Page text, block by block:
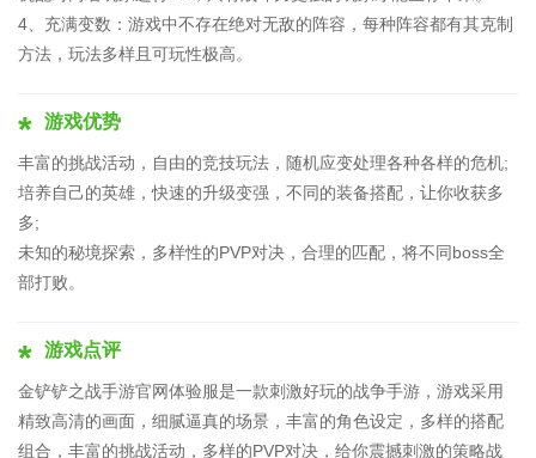
4、充满变数：游戏中不存在绝对无敌的阵容，每种阵容都有其克制
方法，玩法多样且可玩性极高。
游戏优势
丰富的挑战活动，自由的竞技玩法，随机应变处理各种各样的危机;
培养自己的英雄，快速的升级变强，不同的装备搭配，让你收获多
多;
未知的秘境探索，多样性的PVP对决，合理的匹配，将不同boss全
部打败。
游戏点评
金铲铲之战手游官网体验服是一款刺激好玩的战争手游，游戏采用
精致高清的画面，细腻逼真的场景，丰富的角色设定，多样的搭配
组合，丰富的挑战活动，多样的PVP对决，给你震撼刺激的策略战